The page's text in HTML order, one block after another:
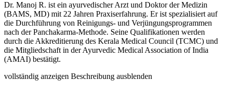
Dr. Manoj R. ist ein ayurvedischer Arzt und Doktor der Medizin
(BAMS, MD) mit 22 Jahren Praxiserfahrung. Er ist spezialisiert auf
die Durchführung von Reinigungs- und Verjüngungsprogrammen
nach der Panchakarma-Methode. Seine Qualifikationen werden
durch die Akkreditierung des Kerala Medical Council (TCMC) und
die Mitgliedschaft in der Ayurvedic Medical Association of India
(AMAI) bestätigt.
vollständig anzeigen Beschreibung ausblenden